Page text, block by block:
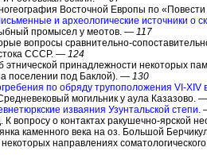
Восточной Европы по
и археологические источники о
промысел у меотов. — 117
вопросы сравнительно-
СССР. — 124
этнической принадлежности некоторых
поселении под Баклой). — 130
по обряду трупоположения VI-XIV
могильник у аула Казазово. —
изваяния Узунтальской степи.
К вопросу о контактах ракушечно-ярской
каменного века на оз. Большой
направлениях